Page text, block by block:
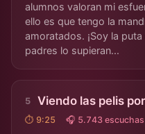
alumnos valoran mi
ello es que tengo la
amoratados. ¡Soy la
padres lo supieran...
Viendo las pelis
⏱ 9:25 🎧 5.743 escuchas